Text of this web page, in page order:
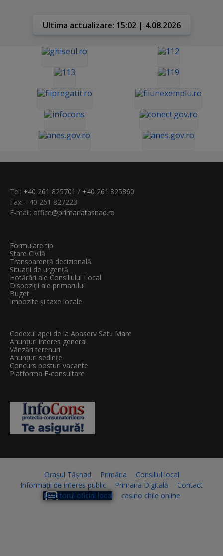
Ultima actualizare: 15:02 | 4.08.2026
Tel: +40 261 825701 / +40 261 825860
Fax: +40 261 827223
E-mail: office@primariatasnad.ro
Formulare tip
Stare Civilă
Transparenţă decizională
Situații de urgență
Hotărâri ale Consiliului Local
Dispoziții ale primarului
Buget
Impozite și taxe locale
Codexul apei de la Apaserv Satu Mare
Anunțuri interes general
Vânzări terenuri
Anunțuri sedințe
Concurs posturi vacante
Platforma E-consultare
Orașul Tășnad Primăria
Consiliul local
Informații de interes public
Primaria Digitală
Contact
Monitorul oficial local
casino chile online